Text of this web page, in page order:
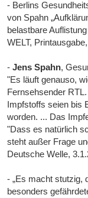
- Berlins
von Spahn
belastbare
WELT,
-Jens Spahn,
"Es läuft genauso,
Fernsehsender
Impfstoffs seien bis
worden. ... Das
"Dass es natürlich
steht außer Frage
Deutsche Welle,
- „Es macht stutzig,
besonders